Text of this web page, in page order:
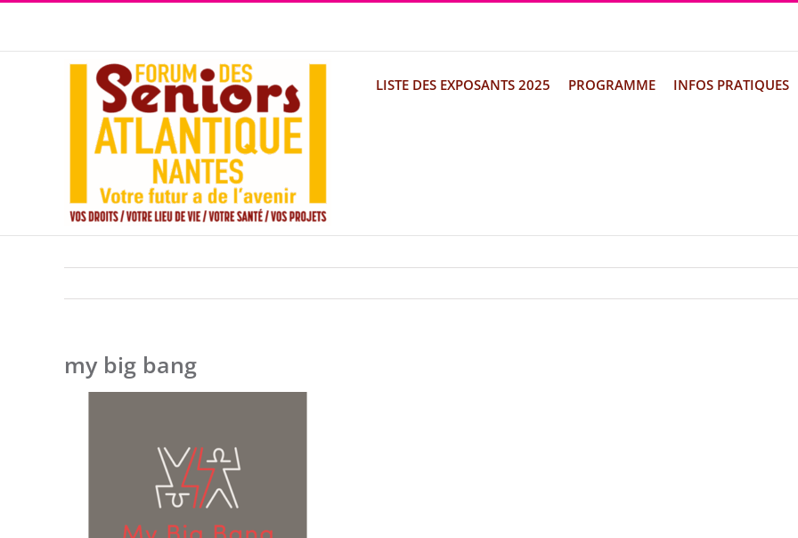
Passer
LISTE DES EXPOSANTS 2025 PROGRAMME INFOS PRATIQUES
my big bang